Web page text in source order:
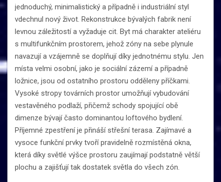
jednoduchý, minimalistický a případně i industriální styl
vdechnul nový život. Rekonstrukce bývalých fabrik není
levnou záležitostí a vyžaduje cit. Byt má charakter ateliéru
s multifunkčním prostorem, jehož zóny na sebe plynule
navazují a vzájemně se doplňují díky jednotnému stylu. Jen
místa velmi osobní, jako je sociální zázemí a případně
ložnice, jsou od ostatního prostoru odděleny příčkami.
Vysoké stropy továrních prostor umožňují vybudování
vestavěného podlaží, přičemž schody spojující obě
dimenze bývají často dominantou loftového bydlení.
Příjemné zpestření je přináší střešní terasa. Zajímavé a
vysoce funkční prvky tvoří pravidelně rozmístěná okna,
která díky světlé výšce prostoru zaujímají podstatně větší
plochu a zajišťují tak dostatek světla do všech zón.